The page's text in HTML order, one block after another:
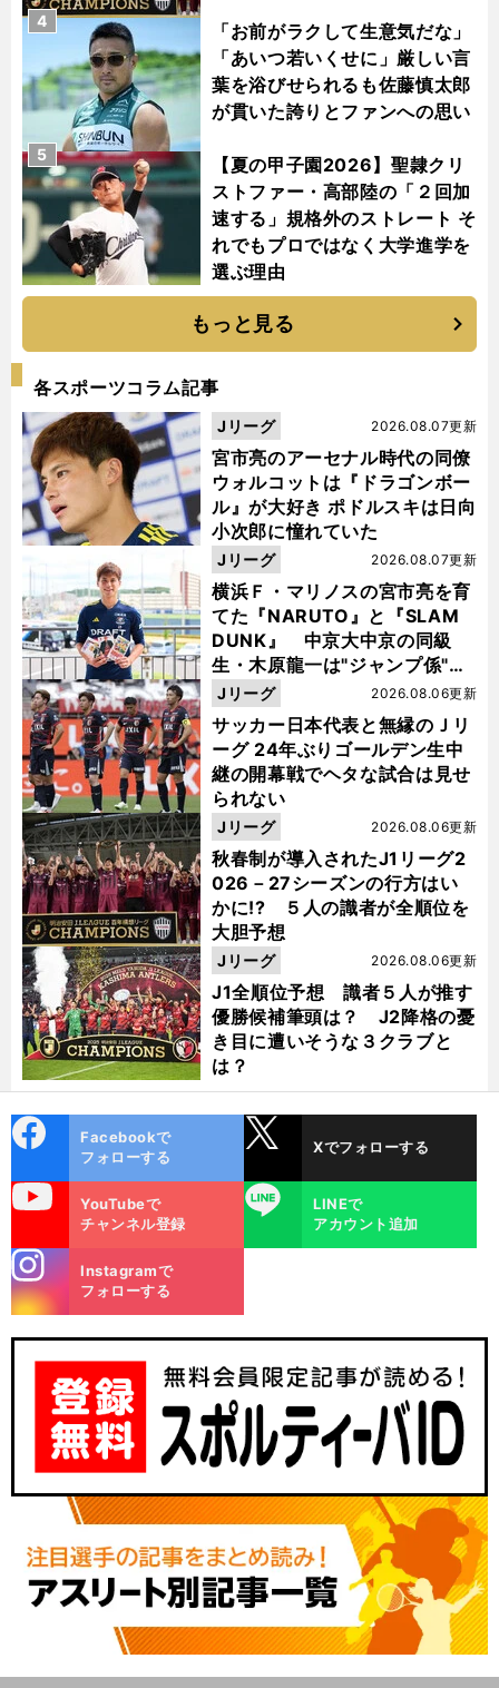
「お前がラクして生意気だな」
「あいつ若いくせに」厳しい言
葉を浴びせられるも佐藤慎太郎
が貫いた誇りとファンへの思い
4
【夏の甲子園2026】聖隷クリ
ストファー・高部陸の「２回加
速する」規格外のストレート そ
れでもプロではなく大学進学を
選ぶ理由
5
もっと見る
各スポーツコラム記事
宮市亮のアーセナル時代の同僚
ウォルコットは『ドラゴンボー
ル』が大好き ポドルスキは日向
小次郎に憧れていた
2026.08.07更新
Jリーグ
横浜Ｆ・マリノスの宮市亮を育
てた『NARUTO』と『SLAM
DUNK』 中京大中京の同級
生・木原龍一は"ジャンプ係"だ
った
2026.08.07更新
Jリーグ
サッカー日本代表と無縁のＪリ
ーグ 24年ぶりゴールデン生中
継の開幕戦でヘタな試合は見せ
られない
2026.08.06更新
Jリーグ
秋春制が導入されたJ1リーグ2
026－27シーズンの行方はい
かに!? ５人の識者が全順位を
大胆予想
2026.08.06更新
Jリーグ
J1全順位予想 識者５人が推す
優勝候補筆頭は？ J2降格の憂
き目に遭いそうな３クラブと
は？
2026.08.06更新
Jリーグ
ok
Facebookで
フォローする
Xでフォローする
YouTubeで
チャンネル登録
LINE
LINEで
アカウント追加
m
Instagramで
フォローする